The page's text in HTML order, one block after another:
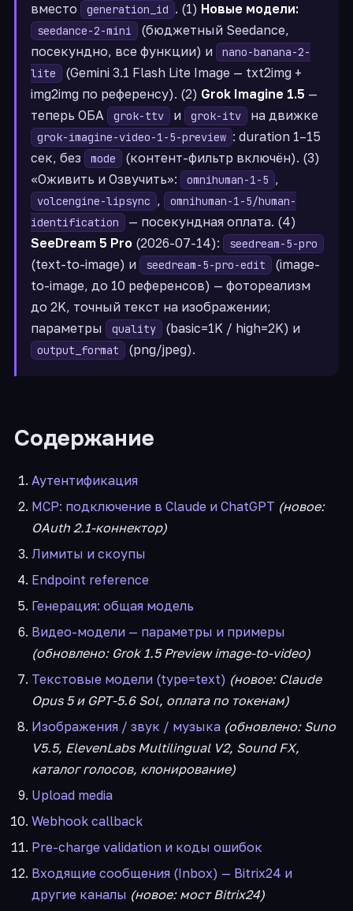
вместо
generation_id . (1) Новые модели:
seedance-2-mini
(бюджетный Seedance,
посекундно, все функции) и
nano-banana-2-
lite
(Gemini 3.1 Flash Lite Image — txt2img +
img2img по референсу). (2) Grok Imagine 1.5 —
теперь ОБА
grok-ttv и grok-itv на движке
grok-imagine-video-1-5-preview : duration 1–15
сек, без
mode
(контент-фильтр включён). (3)
«Оживить и Озвучить»:
omnihuman-1-5 ,
volcengine-lipsync ,
omnihuman-1-5/human-
identification
— посекундная оплата. (4)
SeeDream 5 Pro (2026-07-14): seedream-5-pro
(text-to-image) и seedream-5-pro-edit
(image-
to-image, до 10 референсов) — фотореализм
до 2K, точный текст на изображении;
параметры
quality (basic=1K / high=2K) и
output_format (png/jpeg).
Содержание
Аутентификация
MCP: подключение в Claude и ChatGPT (новое:
OAuth 2.1-коннектор)
Лимиты и скоупы
Endpoint reference
Генерация: общая модель
Видео-модели — параметры и примеры
(обновлено: Grok 1.5 Preview image-to-video)
Текстовые модели (type=text) (новое: Claude
Opus 5 и GPT-5.6 Sol, оплата по токенам)
Изображения / звук / музыка (обновлено: Suno
V5.5, ElevenLabs Multilingual V2, Sound FX,
каталог голосов, клонирование)
Upload media
Webhook callback
Pre-charge validation и коды ошибок
Входящие сообщения (Inbox) — Bitrix24 и
другие каналы (новое: мост Bitrix24)